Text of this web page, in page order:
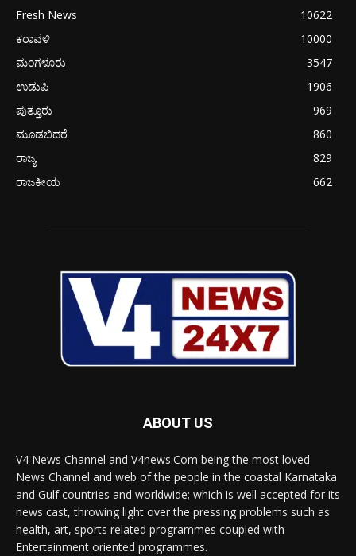
Fresh News
10622
ಕರಾವಳಿ
10000
ಮಂಗಳೂರು
3547
ಉಡುಪಿ
1906
ಪುತ್ತೂರು
969
ಮೂಡಬಿದರೆ
860
ರಾಜ್ಯ
829
ರಾಜಕೀಯ
662
ABOUT US
V4 News Channel and V4news.Com being the most loved
News Channel and web of the people in the coastal Karnataka
and Gulf countries and worldwide; which is well accepted for its
news cast, throwing light over the pressing problems such as
health, art, sports related programmes coupled with
Entertainment oriented programmes.